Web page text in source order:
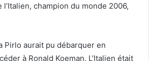
l’Italien, champion du monde 2006,
Pirlo aurait pu débarquer en
à Ronald Koeman. L’Italien était